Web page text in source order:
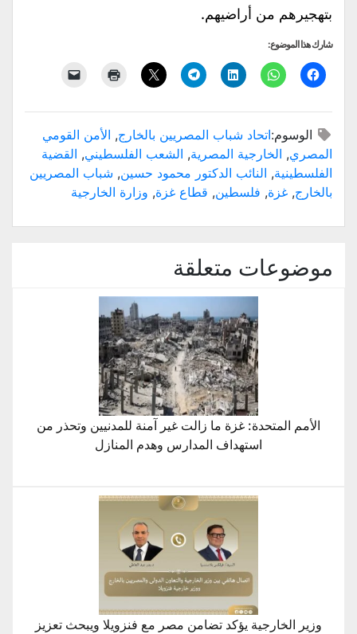
بتهجيرهم من أراضيهم.
شارك هذا الموضوع:
الوسوم:اتحاد شباب المصريين بالخارج, الأمن القومي
المصري, الخارجية المصرية, الشعب الفلسطيني, القضية
الفلسطينية, النائب الدكتور محمود حسين, شباب المصريين
بالخارج, غزة, فلسطين, قطاع غزة, وزارة الخارجية
موضوعات متعلقة
الأمم المتحدة: غزة ما زالت غير آمنة للمدنيين وتحذر من
استهداف المدارس وهدم المنازل
وزير الخارجية يؤكد تضامن مصر مع فنزويلا ويبحث تعزيز